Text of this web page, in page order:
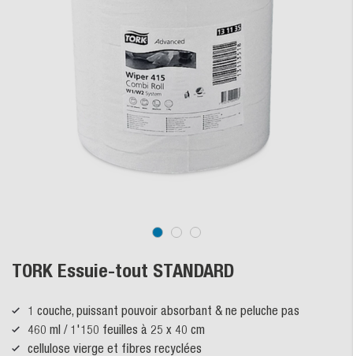
TORK Essuie-tout STANDARD
1 couche, puissant pouvoir absorbant & ne peluche pas
460 ml / 1'150 feuilles à 25 x 40 cm
cellulose vierge et fibres recyclées